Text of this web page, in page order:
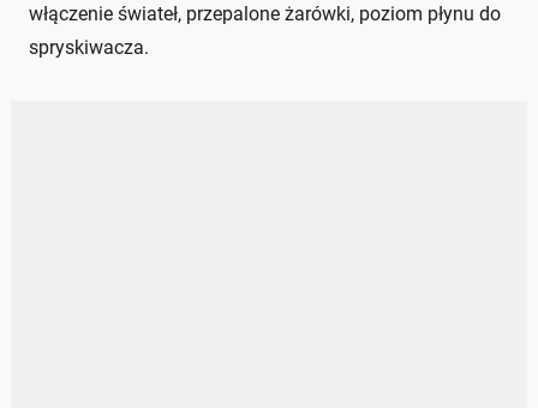
włączenie świateł, przepalone żarówki, poziom płynu do
spryskiwacza.